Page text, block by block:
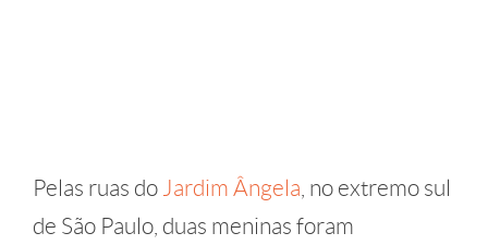
Pelas ruas do Jardim Ângela , no extremo sul
de São Paulo, duas meninas foram